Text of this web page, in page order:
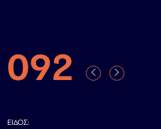
092
ΕΊΔΟΣ: